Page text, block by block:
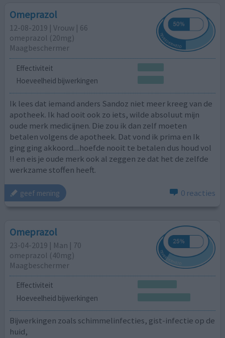
Omeprazol
12-08-2019 | Vrouw | 66
omeprazol (20mg)
Maagbeschermer
Effectiviteit
Hoeveelheid bijwerkingen
Ik lees dat iemand anders Sandoz niet meer kreeg van de
apotheek. Ik had ooit ook zo iets, wilde absoluut mijn
oude merk medicijnen. Die zou ik dan zelf moeten
betalen volgens de apotheek. Dat vond ik prima en Ik
ging ging akkoord....hoefde nooit te betalen dus houd vol
!! en eis je oude merk ook al zeggen ze dat het de zelfde
werkzame stoffen heeft.
geef mening 0 reacties
Omeprazol
23-04-2019 | Man | 70
omeprazol (40mg)
Maagbeschermer
Effectiviteit
Hoeveelheid bijwerkingen
Bijwerkingen zoals schimmelinfecties, gist-infectie op de
huid,